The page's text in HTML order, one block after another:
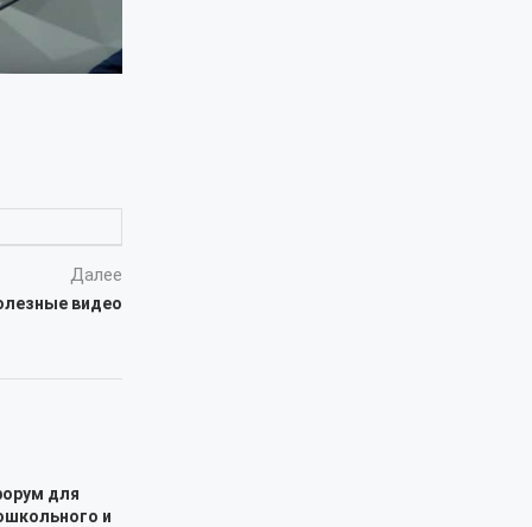
Далее
видео
для
и